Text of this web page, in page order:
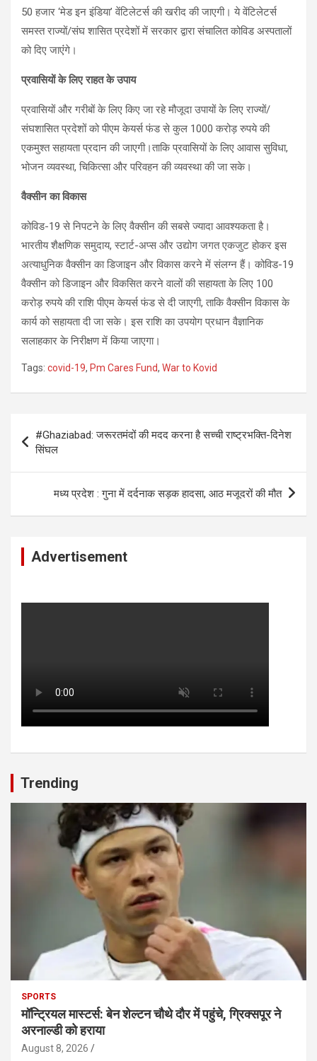
50 हजार ‘मेड इन इंडिया’ वेंटिलेटर्स की खरीद की जाएगी। ये वेंटिलेटर्स
समस्‍त राज्‍यों/संघ शासित प्रदेशों में सरकार द्वारा संचालित कोविड अस्‍पतालों
को दिए जाएंंगे।
प्रवासियों के लिए राहत के उपाय
प्रवासियों और गरीबों के लिए किए जा रहे मौजूदा उपायों के लिए राज्‍यों/
संघशासित प्रदेशों को पीएम केयर्स फंड से कुल 1000 करोड़ रुपये की
एकमुश्‍त सहायता प्रदान की जाएगी।ताकि प्रवासियों के लिए आवास सुविधा,
भोजन व्यवस्था, चिकित्सा और परिवहन की व्यवस्था की जा सके।
वैक्‍सीन का विकास
कोविड-19 से निपटने के लिए वैक्‍सीन की सबसे ज्‍यादा आवश्‍यकता है।
भारतीय शैक्षणिक समुदाय, स्‍टार्ट-अप्‍स और उद्योग जगत एकजुट होकर इस
अत्‍याधुनिक वैक्‍सीन का डिजाइन और विकास करने में संलग्‍न हैं। कोविड-19
वैक्‍सीन को डिजाइन और विकसित करने वालों की सहायता के लिए 100
करोड़ रुपये की राशि पीएम केयर्स फंड से दी जाएगी, ताकि वैक्‍सीन विकास के
कार्य को सहायता दी जा सके। इस राशि का उपयोग प्रधान वैज्ञानिक
सलाहकार के निरीक्षण में किया जाएगा।
Tags: covid-19, Pm Cares Fund, War to Kovid
navigation
#Ghaziabad: जरूरतमंदों की मदद करना है सच्ची राष्ट्रभक्ति-दिनेश
सिंघल
मध्‍य प्रदेश : गुना में दर्दनाक सड़क हादसा, आठ मजूदरों की मौत
Advertisement
Trending
SPORTS
मॉन्ट्रियल मास्टर्स: बेन शेल्टन चौथे दौर में पहुंचे, ग्रिक्सपूर ने
अरनाल्डी को हराया
August 8, 2026